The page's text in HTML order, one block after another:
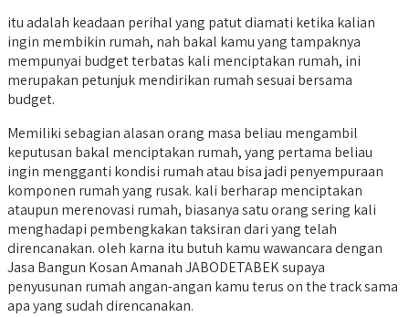
itu adalah keadaan perihal yang patut diamati ketika kalian
ingin membikin rumah, nah bakal kamu yang tampaknya
mempunyai budget terbatas kali menciptakan rumah, ini
merupakan petunjuk mendirikan rumah sesuai bersama
budget.
Memiliki sebagian alasan orang masa beliau mengambil
keputusan bakal menciptakan rumah, yang pertama beliau
ingin mengganti kondisi rumah atau bisa jadi penyempuraan
komponen rumah yang rusak. kali berharap menciptakan
ataupun merenovasi rumah, biasanya satu orang sering kali
menghadapi pembengkakan taksiran dari yang telah
direncanakan. oleh karna itu butuh kamu wawancara dengan
Jasa Bangun Kosan Amanah JABODETABEK supaya
penyusunan rumah angan-angan kamu terus on the track sama
apa yang sudah direncanakan.